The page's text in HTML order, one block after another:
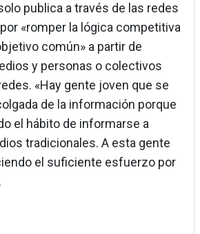
publica a través de las redes
«romper la lógica competitiva
común» a partir de
y personas o colectivos
«Hay gente joven que se
de la información porque
el hábito de informarse a
tradicionales. A esta gente
el suficiente esfuerzo por